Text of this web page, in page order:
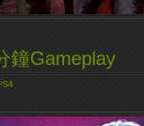
鐘Gameplay